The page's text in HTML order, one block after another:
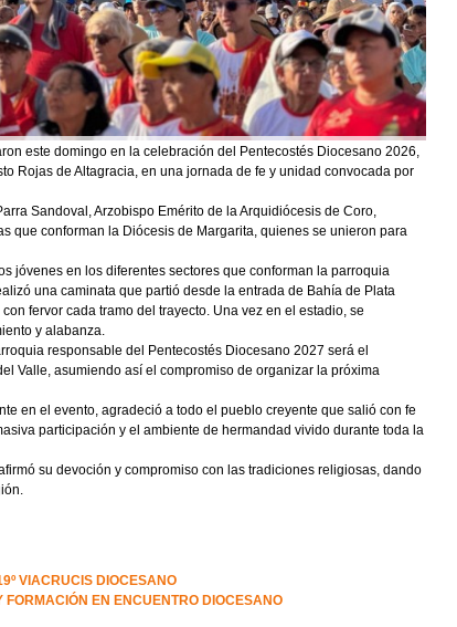
este domingo en la celebración del Pentecostés Diocesano 2026,
Rojas de Altagracia, en una jornada de fe y unidad convocada por
Sandoval, Arzobispo Emérito de la Arquidiócesis de Coro,
que conforman la Diócesis de Margarita, quienes se unieron para
jóvenes en los diferentes sectores que conforman la parroquia
una caminata que partió desde la entrada de Bahía de Plata
fervor cada tramo del trayecto. Una vez en el estadio, se
y alabanza.
responsable del Pentecostés Diocesano 2027 será el
Valle, asumiendo así el compromiso de organizar la próxima
en el evento, agradeció a todo el pueblo creyente que salió con fe
participación y el ambiente de hermandad vivido durante toda la
su devoción y compromiso con las tradiciones religiosas, dando
VIACRUCIS DIOCESANO
EN ENCUENTRO DIOCESANO